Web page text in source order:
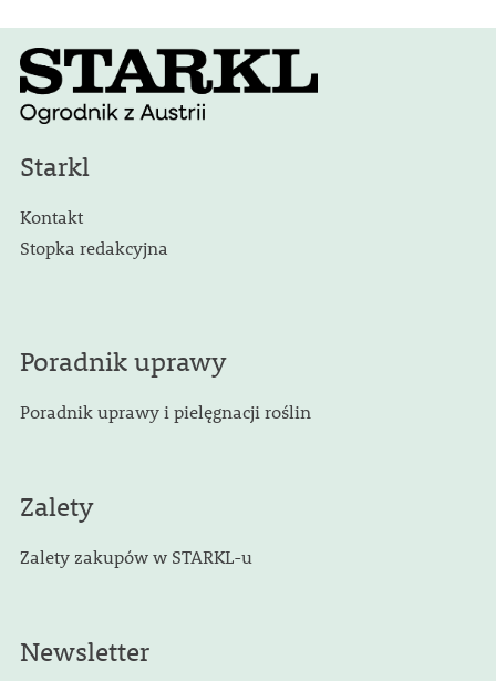
Starkl
Kontakt
Stopka redakcyjna
Poradnik uprawy
Poradnik uprawy i pielęgnacji roślin
Zalety
Zalety zakupów w STARKL-u
Newsletter